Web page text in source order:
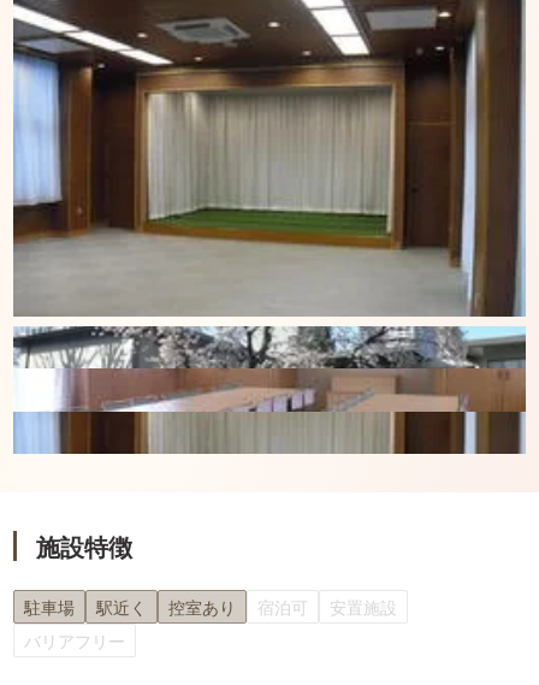
施設特徴
駐車場 駅近く 控室あり 宿泊可
安置施設
バリアフリー